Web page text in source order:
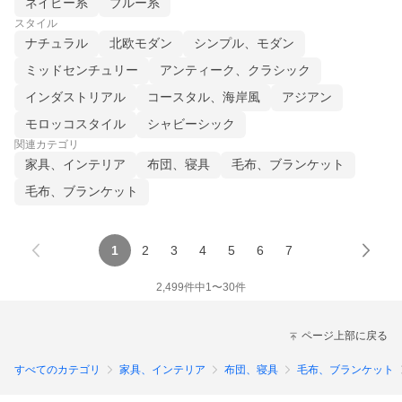
スタイル
ナチュラル 北欧モダン
シンプル、モダン
ミッドセンチュリー
アンティーク、クラシック
インダストリアル
コースタル、海岸風
アジアン
モロッコスタイル
シャビーシック
関連カテゴリ
家具、インテリア 布団、寝具
毛布、ブランケット
毛布、ブランケット
1 2 3 4 5 6 7
2,499件中1〜30件
ページ上部に戻る
すべてのカテゴリ 家具、インテリア 布団、寝具 毛布、ブランケット